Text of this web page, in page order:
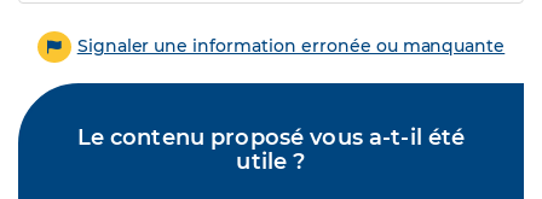
Signaler une information erronée ou manquante
Le contenu proposé vous a-t-il été
utile ?